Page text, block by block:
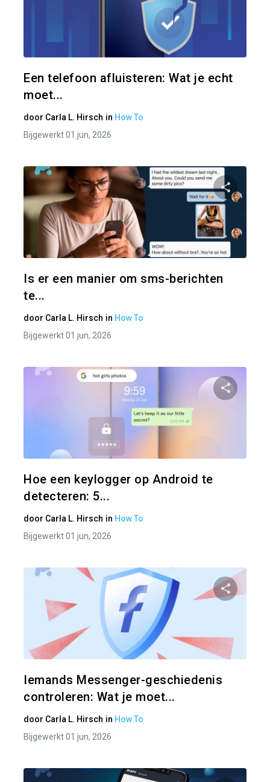
Een telefoon afluisteren: Wat je echt
moet...
door Carla L. Hirsch in How To
Bijgewerkt 01 jun, 2026
Is er een manier om sms-berichten
te...
door Carla L. Hirsch in How To
Bijgewerkt 01 jun, 2026
Hoe een keylogger op Android te
detecteren: 5...
door Carla L. Hirsch in How To
Bijgewerkt 01 jun, 2026
Iemands Messenger-geschiedenis
controleren: Wat je moet...
door Carla L. Hirsch in How To
Bijgewerkt 01 jun, 2026